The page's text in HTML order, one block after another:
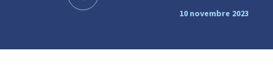
10 novembre 2023